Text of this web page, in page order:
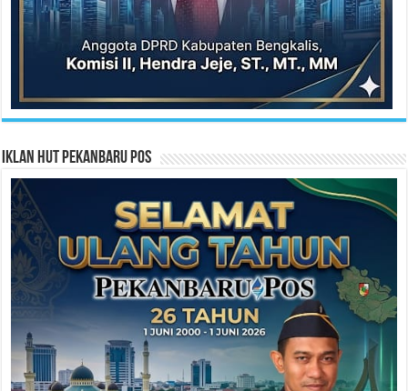
Iklan HUT Pekanbaru Pos